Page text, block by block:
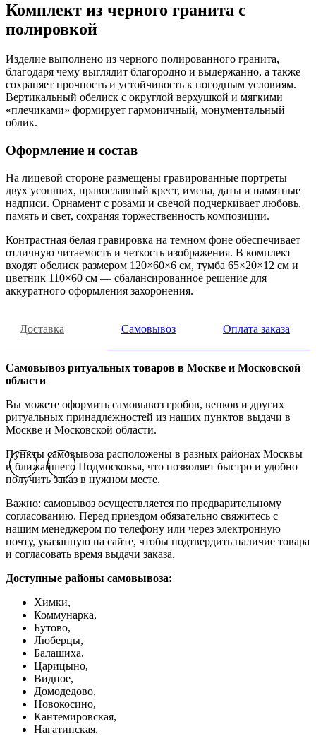
Комплект из черного гранита с
полировкой
Изделие выполнено из черного полированного гранита,
благодаря чему выглядит благородно и выдержанно, а также
сохраняет прочность и устойчивость к погодным условиям.
Вертикальный обелиск с округлой верхушкой и мягкими
«плечиками» формирует гармоничный, монументальный
облик.
Оформление и состав
На лицевой стороне размещены гравированные портреты
двух усопших, православный крест, имена, даты и памятные
надписи. Орнамент с розами и свечой подчеркивает любовь,
память и свет, сохраняя торжественность композиции.
Контрастная белая гравировка на темном фоне обеспечивает
отличную читаемость и четкость изображения. В комплект
входят обелиск размером 120×60×6 см, тумба 65×20×12 см и
цветник 110×60 см — сбалансированное решение для
аккуратного оформления захоронения.
Доставка Самовывоз Оплата заказа
Самовывоз ритуальных товаров в Москве и Московской
области
Вы можете оформить самовывоз гробов, венков и других
ритуальных принадлежностей из наших пунктов выдачи в
Москве и Московской области.
Пункты самовывоза расположены в разных районах Москвы
и ближайшего Подмосковья, что позволяет быстро и удобно
получить заказ в нужном месте.
Важно: самовывоз осуществляется по предварительному
согласованию. Перед приездом обязательно свяжитесь с
нашим менеджером по телефону или через электронную
почту, указанную на сайте, чтобы подтвердить наличие товара
и согласовать время выдачи заказа.
Доступные районы самовывоза:
Химки,
Коммунарка,
Бутово,
Люберцы,
Балашиха,
Царицыно,
Видное,
Домодедово,
Новокосино,
Кантемировская,
Нагатинская.
Previous slideNext slide
Previous slideNext slide